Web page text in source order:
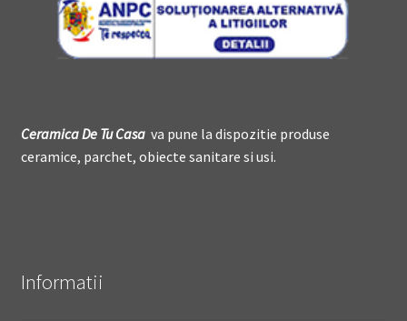
Ceramica DeTu Casava pune la dispozitie produse
ceramice, parchet, obiecte sanitare si usi.
Informatii